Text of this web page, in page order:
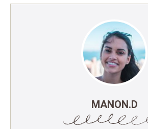
MANON.D